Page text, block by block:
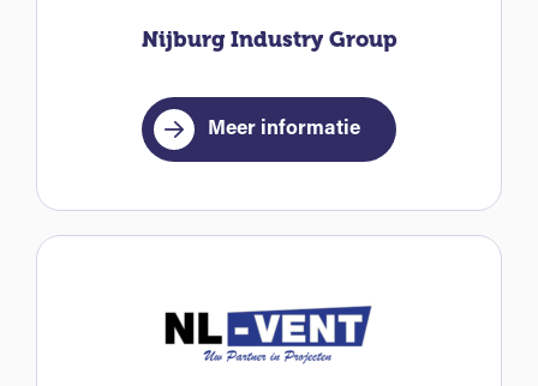
Nijburg Industry Group
Meer informatie